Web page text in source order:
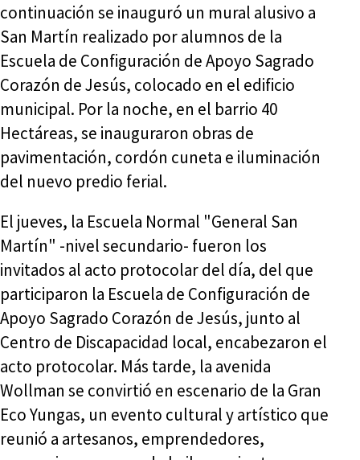
continuación se inauguró un mural alusivo a
San Martín realizado por alumnos de la
Escuela de Configuración de Apoyo Sagrado
Corazón de Jesús, colocado en el edificio
municipal. Por la noche, en el barrio 40
Hectáreas, se inauguraron obras de
pavimentación, cordón cuneta e iluminación
del nuevo predio ferial.
El jueves, la Escuela Normal "General San
Martín" -nivel secundario- fueron los
invitados al acto protocolar del día, del que
participaron la Escuela de Configuración de
Apoyo Sagrado Corazón de Jesús, junto al
Centro de Discapacidad local, encabezaron el
acto protocolar. Más tarde, la avenida
Wollman se convirtió en escenario de la Gran
Eco Yungas, un evento cultural y artístico que
reunió a artesanos, emprendedores,